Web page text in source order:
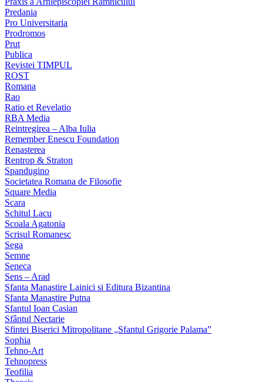
Predania
Pro Universitaria
Prodromos
Prut
Publica
Revistei TIMPUL
ROST
Romana
Rao
Ratio et Revelatio
RBA Media
Reintregirea – Alba Iulia
Remember Enescu Foundation
Renasterea
Rentrop & Straton
Spandugino
Societatea Romana de Filosofie
Square Media
Scara
Schitul Lacu
Scoala Agatonia
Scrisul Romanesc
Sega
Semne
Seneca
Sens – Arad
Sfanta Manastire Lainici si Editura Bizantina
Sfanta Manastire Putna
Sfantul Ioan Casian
Sfântul Nectarie
Sfintei Biserici Mitropolitane „Sfantul Grigorie Palama”
Sophia
Tehno-Art
Tehnopress
Teofilia